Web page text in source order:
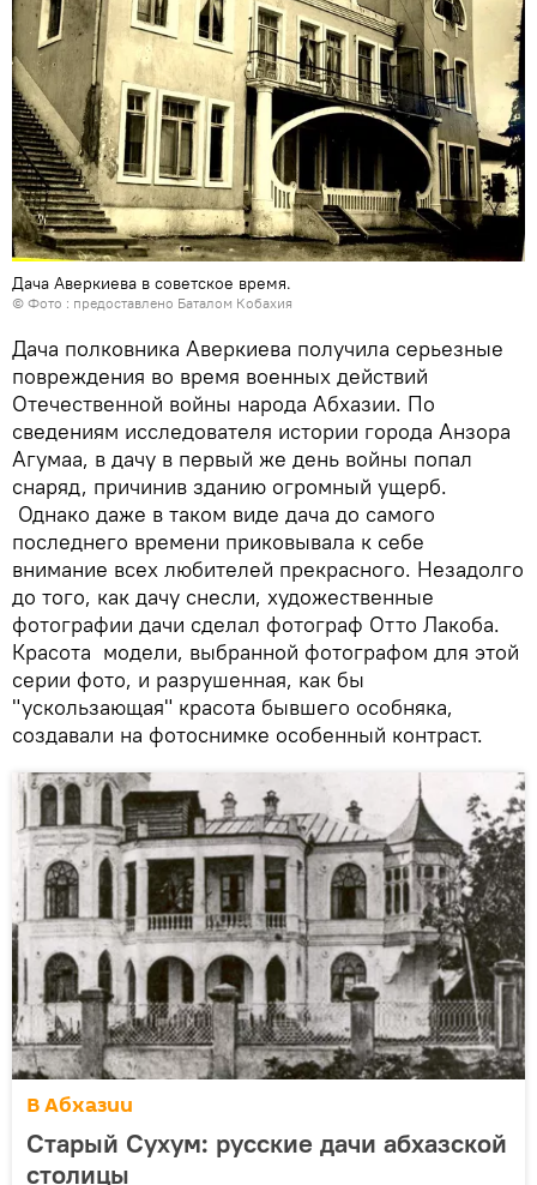
Дача Аверкиева в советское время.
© Фото : предоставлено Баталом Кобахия
Дача полковника Аверкиева получила серьезные
повреждения во время военных действий
Отечественной войны народа Абхазии. По
сведениям исследователя истории города Анзора
Агумаа, в дачу в первый же день войны попал
снаряд, причинив зданию огромный ущерб.
Однако даже в таком виде дача до самого
последнего времени приковывала к себе
внимание всех любителей прекрасного. Незадолго
до того, как дачу снесли, художественные
фотографии дачи сделал фотограф Отто Лакоба.
Красота модели, выбранной фотографом для этой
серии фото, и разрушенная, как бы
"ускользающая" красота бывшего особняка,
создавали на фотоснимке особенный контраст.
В Абхазии
Старый Сухум: русские дачи абхазской
столицы